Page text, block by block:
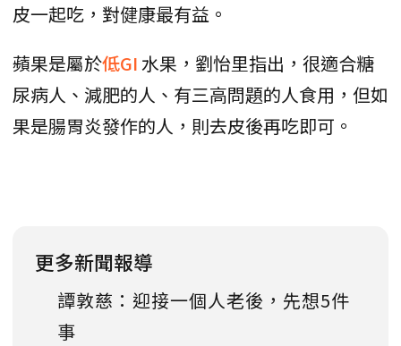
皮一起吃，對健康最有益。
蘋果是屬於低GI水果，劉怡里指出，很適合糖
尿病人、減肥的人、有三高問題的人食用，但如
果是腸胃炎發作的人，則去皮後再吃即可。
更多新聞報導
譚敦慈：迎接一個人老後，先想5件
事